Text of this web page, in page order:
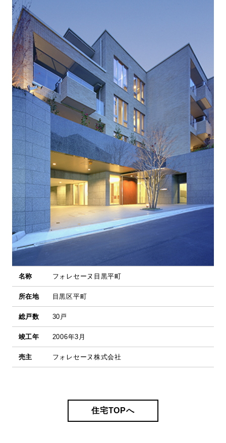
名称 フォレセーヌ目黒平町
所在地 目黒区平町
総戸数 30戸
竣工年 2006年3月
売主 フォレセーヌ株式会社
住宅TOPへ